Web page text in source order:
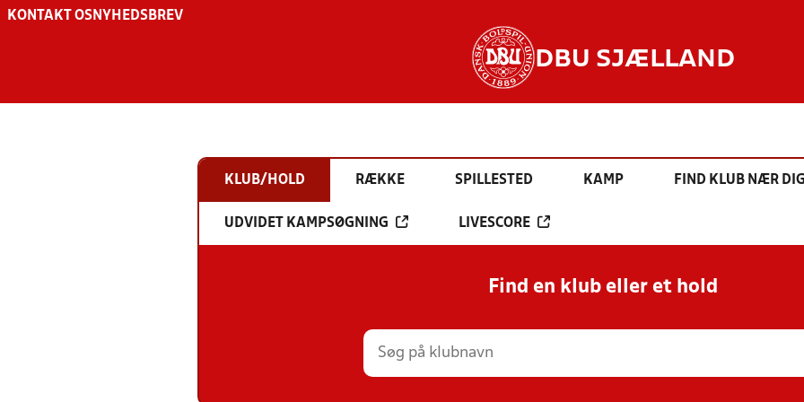
KONTAKT OS NYHEDSBREV
DBU SJÆLLAND
KLUB/HOLD RÆKKE SPILLESTED KAMP FIND KLUB NÆR
UDVIDET KAMPSØGNING LIVESCORE
Find en klub eller et hold